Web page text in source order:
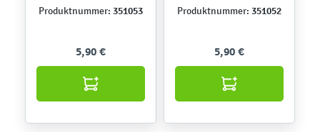
Produktnummer: 351053
5,90 €
Produktnummer: 351052
5,90 €